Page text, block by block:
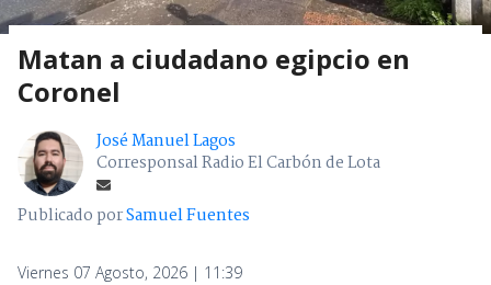
Matan a ciudadano egipcio en
Coronel
José Manuel Lagos
Corresponsal Radio El Carbón de Lota
Publicado porSamuel Fuentes
Viernes 07 Agosto, 2026 | 11:39